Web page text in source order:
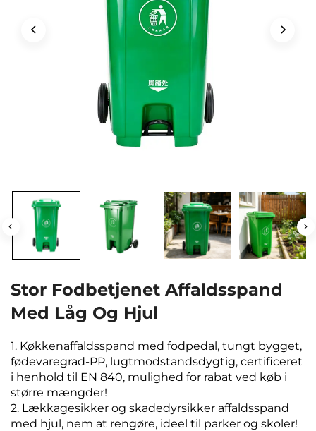
Stor Fodbetjenet Affaldsspand
Med Låg Og Hjul
1. Køkkenaffaldsspand med fodpedal, tungt bygget,
fødevaregrad-PP, lugtmodstandsdygtig, certificeret
i henhold til EN 840, mulighed for rabat ved køb i
større mængder!
2. Lækkagesikker og skadedyrsikker affaldsspand
med hjul, nem at rengøre, ideel til parker og skoler!